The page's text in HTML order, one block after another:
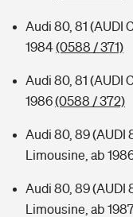
Audi 80, 81 (AUDI
1984(0588 / 371)
Audi 80, 81 (AUDI
1986(0588 / 372)
Audi 80, 89 (AUDI
Limousine, ab
Audi 80, 89 (AUDI
Limousine, ab